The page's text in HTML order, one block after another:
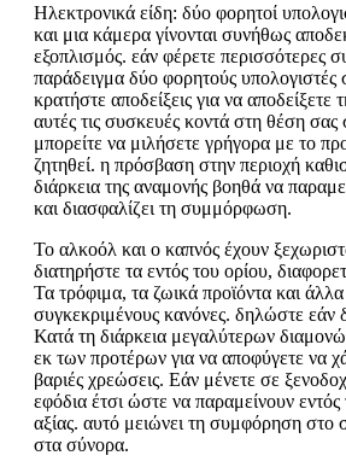
Ηλεκτρονικά είδη: δύο φορητοί
και μια κάμερα γίνονται συνήθως
εξοπλισμός. εάν φέρετε περισσότερες
παράδειγμα δύο φορητούς υπολογιστές
κρατήστε αποδείξεις για να
αυτές τις συσκευές κοντά στη θέση
μπορείτε να μιλήσετε γρήγορα με το
ζητηθεί. η πρόσβαση στην περιοχή
διάρκεια της αναμονής βοηθά να
και διασφαλίζει τη συμμόρφωση.
Το αλκοόλ και ο καπνός έχουν
διατηρήστε τα εντός του ορίου,
Τα τρόφιμα, τα ζωικά προϊόντα και
συγκεκριμένους κανόνες. δηλώστε εάν
Κατά τη διάρκεια μεγαλύτερων
εκ των προτέρων για να αποφύγετε να
βαριές χρεώσεις. Εάν μένετε σε
εφόδια έτσι ώστε να παραμείνουν εντός
αξίας. αυτό μειώνει τη συμφόρηση στο
στα σύνορα.